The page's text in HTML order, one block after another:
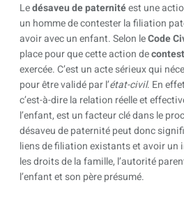
Ledésaveu de paternitéest une
un homme de contester la filiation
avoir avec un enfant. Selon leCode
place pour que cette action de
exercée. C’est un acte sérieux qui
pour être validé par l’état-civil. En
c’est-à-dire la relation réelle et
l’enfant, est un facteur clé dans le
désaveu de paternité peut donc
liens de filiation existants et avoir un
les droits de la famille, l’autorité
l’enfant et son père présumé.